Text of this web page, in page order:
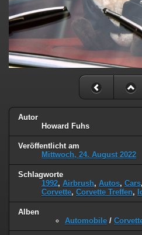
Autor
Howard Fuhs
Veröffentlicht am
Mittwoch, 24. August 2022
Schlagworte
1992, Airbrush, Autos, Cars,
Corvette, Corvette Treffen,
Alben
Automobile /